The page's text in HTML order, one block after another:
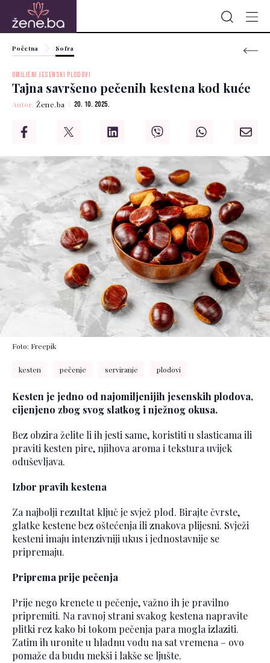
Početna Sofra
OMILJENI JESENSKI PLODOVI
Tajna savršeno pečenih kestena kod kuće
Autor:Žene.ba 20. 10. 2025.
Foto: Freepik
kesten pečenje serviranje plodovi
Kesten je jedno od najomiljenijih jesenskih plodova,
cijenjeno zbog svog slatkog i nježnog okusa.
Bez obzira želite li ih jesti same, koristiti u slasticama ili
praviti kesten pire, njihova aroma i tekstura uvijek
oduševljava.
Izbor pravih kestena
Za najbolji rezultat ključ je svjež plod. Birajte čvrste,
glatke kestene bez oštećenja ili znakova plijesni. Svježi
kesteni imaju intenzivniji ukus i jednostavnije se
pripremaju.
Priprema prije pečenja
Prije nego krenete u pečenje, važno ih je pravilno
pripremiti. Na ravnoj strani svakog kestena napravite
plitki rez kako bi tokom pečenja para mogla izlaziti.
Zatim ih uronite u hladnu vodu na sat vremena – ovo
pomaže da budu mekši i lakše se ljušte.